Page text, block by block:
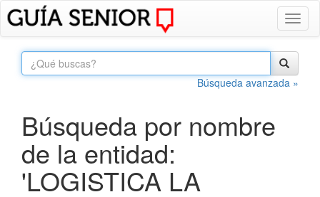
Búsqueda avanzada »
Búsqueda por nombre
de la entidad:
'LOGISTICA LA